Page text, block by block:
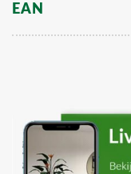
EAN